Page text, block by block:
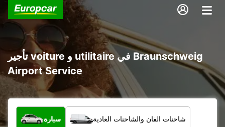
تأجير voiture و utilitaire في Braunschweig
Airport Service
ما نوع المركبة؟
سيارة شاحنات الفان والشاحنات العادية